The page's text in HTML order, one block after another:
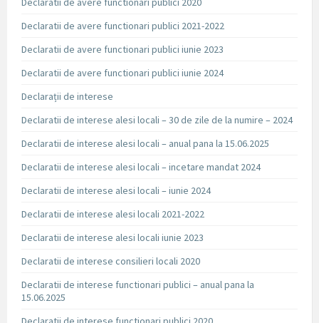
Declaratii de avere functionari publici 2021-2022
Declaratii de avere functionari publici iunie 2023
Declaratii de avere functionari publici iunie 2024
Declarații de interese
Declaratii de interese alesi locali – 30 de zile de la numire – 2024
Declaratii de interese alesi locali – anual pana la 15.06.2025
Declaratii de interese alesi locali – incetare mandat 2024
Declaratii de interese alesi locali – iunie 2024
Declaratii de interese alesi locali 2021-2022
Declaratii de interese alesi locali iunie 2023
Declaratii de interese consilieri locali 2020
Declaratii de interese functionari publici – anual pana la
15.06.2025